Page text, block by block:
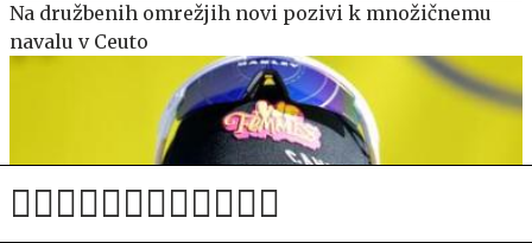
Na družbenih omrežjih novi pozivi k množičnemu
navalu v Ceuto